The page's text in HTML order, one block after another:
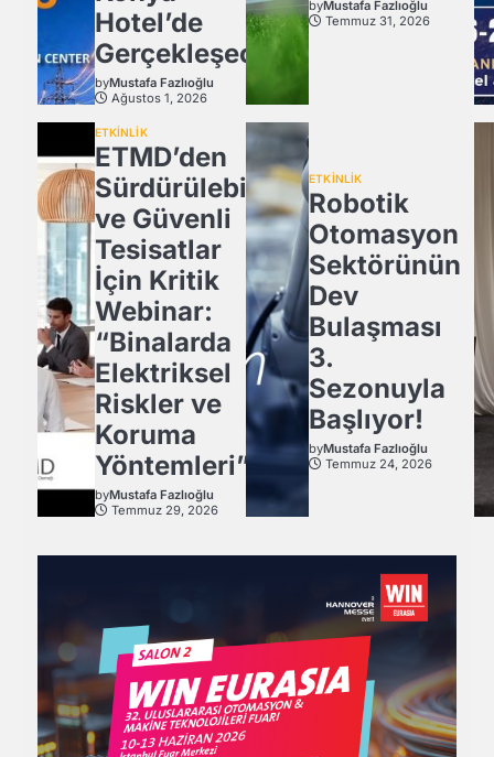
Hotel’de
Gerçekleşecek
byMustafa Fazlıoğlu
Ağustos 1, 2026
byMustafa Fazlıoğlu
Temmuz 31, 2026
ETKİNLİK
ETMD’den
Sürdürülebilir
ve Güvenli
Tesisatlar
İçin Kritik
Webinar:
“Binalarda
Elektriksel
Riskler ve
Koruma
Yöntemleri”
byMustafa Fazlıoğlu
Temmuz 29, 2026
ETKİNLİK
Robotik
Otomasyon
Sektörünün
Dev
Bulaşması
3.
Sezonuyla
Başlıyor!
byMustafa Fazlıoğlu
Temmuz 24, 2026